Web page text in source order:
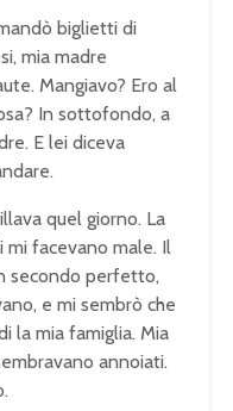
biglietti di
mia madre
Mangiavo? Ero al
In sottofondo, a
E lei diceva
quel giorno. La
mi facevano male. Il
secondo perfetto,
e mi sembrò che
la mia famiglia. Mia
annoiati.